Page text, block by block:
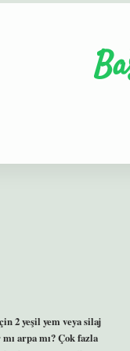
2 yeşil yem veya silaj
arpa mı? Çok fazla